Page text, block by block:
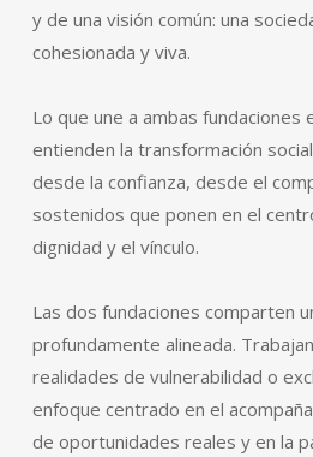
y de una visión común: una
cohesionada y viva.
Lo que une a ambas fundaciones
entienden la transformación
desde la confianza, desde el
sostenidos que ponen en el
dignidad y el vínculo.
Las dos fundaciones comparten
profundamente alineada.
realidades de vulnerabilidad o
enfoque centrado en el
de oportunidades reales y en la